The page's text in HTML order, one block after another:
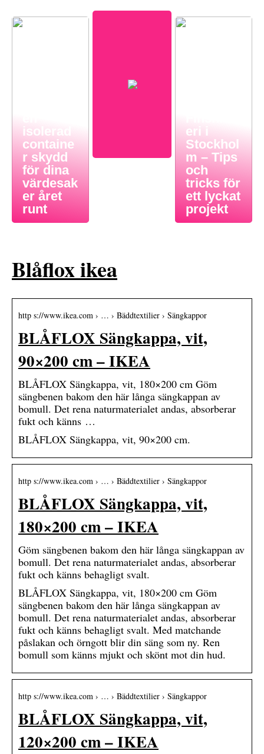
isolerad
containe
r skydd
för dina
värdesak
er året
runt
eri i
Stockhol
m – Tips
och
tricks för
ett lyckat
projekt
Blåflox ikea
http s://www.ikea.com › … › Bäddtextilier › Sängkappor
BLÅFLOX Sängkappa, vit,
90×200 cm – IKEA
BLÅFLOX Sängkappa, vit, 180×200 cm Göm
sängbenen bakom den här långa sängkappan av
bomull. Det rena naturmaterialet andas, absorberar
fukt och känns …
BLÅFLOX Sängkappa, vit, 90×200 cm.
http s://www.ikea.com › … › Bäddtextilier › Sängkappor
BLÅFLOX Sängkappa, vit,
180×200 cm – IKEA
Göm sängbenen bakom den här långa sängkappan av
bomull. Det rena naturmaterialet andas, absorberar
fukt och känns behagligt svalt.
BLÅFLOX Sängkappa, vit, 180×200 cm Göm
sängbenen bakom den här långa sängkappan av
bomull. Det rena naturmaterialet andas, absorberar
fukt och känns behagligt svalt. Med matchande
påslakan och örngott blir din säng som ny. Ren
bomull som känns mjukt och skönt mot din hud.
http s://www.ikea.com › … › Bäddtextilier › Sängkappor
BLÅFLOX Sängkappa, vit,
120×200 cm – IKEA